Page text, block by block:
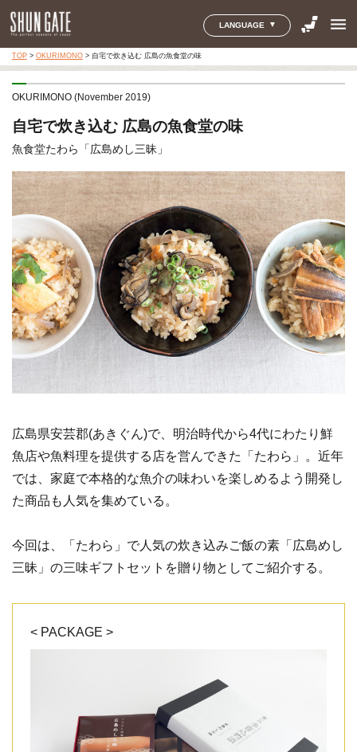
LANGUAGE menu
TOP> OKURIMONO> 自宅で炊き込む 広島の魚食堂の味
OKURIMONO (November 2019)
自宅で炊き込む 広島の魚食堂の味
魚食堂たわら「広島めし三昧」
< PACKAGE >
広島県安芸郡(あきぐん)で、明治時代から4代にわたり鮮
魚店や魚料理を提供する店を営んできた「たわら」。近年
では、家庭で本格的な魚介の味わいを楽しめるよう開発し
た商品も人気を集めている。
今回は、「たわら」で人気の炊き込みご飯の素「広島めし
三昧」の三味ギフトセットを贈り物としてご紹介する。